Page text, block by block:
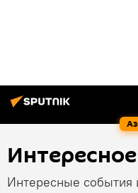
Интересное
Интересные события